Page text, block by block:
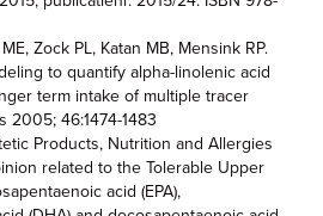
Zock PL, Katan MB, Mensink RP.
to quantify alpha-linolenic acid
term intake of multiple tracer
2005; 46:1474-1483
Products, Nutrition and Allergies
related to the Tolerable Upper
acid (EPA),